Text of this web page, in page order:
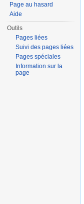
Page au hasard
Aide
Outils
Pages liées
Suivi des pages liées
Pages spéciales
Information sur la
page